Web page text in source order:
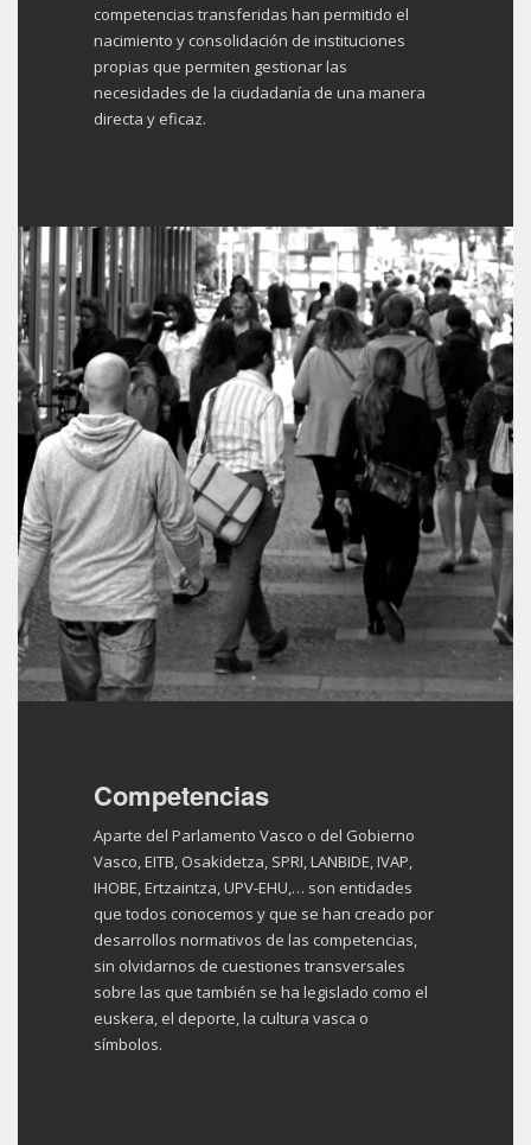
competencias transferidas han permitido el
nacimiento y consolidación de instituciones
propias que permiten gestionar las
necesidades de la ciudadanía de una manera
directa y eficaz.
Competencias
Aparte del Parlamento Vasco o del Gobierno
Vasco, EITB, Osakidetza, SPRI, LANBIDE, IVAP,
IHOBE, Ertzaintza, UPV-EHU,… son entidades
que todos conocemos y que se han creado por
desarrollos normativos de las competencias,
sin olvidarnos de cuestiones transversales
sobre las que también se ha legislado como el
euskera, el deporte, la cultura vasca o
símbolos.